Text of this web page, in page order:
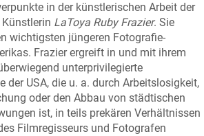
in der künstlerischen Arbeit der
LaToya Ruby Frazier. Sie
wichtigsten jüngeren Fotografie-
Frazier ergreift in und mit ihrem
unterprivilegierte
der USA, die u. a. durch Arbeitslosigkeit,
oder den Abbau von städtischen
ist, in teils prekären Verhältnissen
Filmregisseurs und Fotografen